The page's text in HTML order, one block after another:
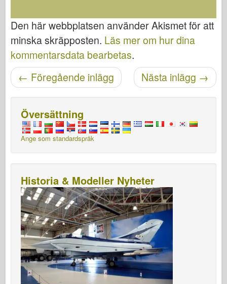
Den här webbplatsen använder Akismet för att
minska skräpposten. Läs mer om hur dina
kommentarsdata bearbetas.
Posta navigering Nästa inlägg →
← Föregående inlägg
Översättning
Ange som standardspråk
Historia & Modeller Nyheter